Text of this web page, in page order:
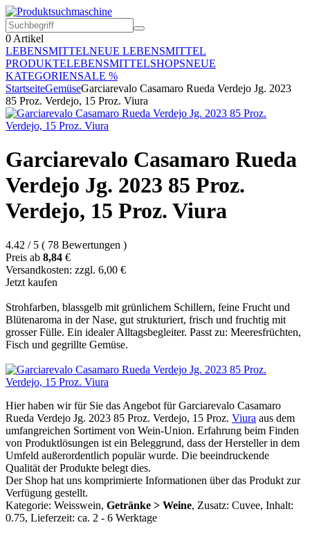
0 Artikel
LEBENSMITTELNEUE LEBENSMITTEL
PRODUKTELEBENSMITTELSHOPSNEUE
KATEGORIENSALE %
StartseiteGemüseGarciarevalo Casamaro Rueda Verdejo Jg. 2023
85 Proz. Verdejo, 15 Proz. Viura
Garciarevalo Casamaro Rueda
Verdejo Jg. 2023 85 Proz.
Verdejo, 15 Proz. Viura
4.42 / 5 ( 78 Bewertungen )
Preis ab 8,84 €
Versandkosten: zzgl. 6,00 €
Jetzt kaufen
Strohfarben, blassgelb mit grünlichem Schillern, feine Frucht und
Blütenaroma in der Nase, gut strukturiert, frisch und fruchtig mit
grosser Fülle. Ein idealer Alltagsbegleiter. Passt zu: Meeresfrüchten,
Fisch und gegrillte Gemüse.
Hier haben wir für Sie das Angebot für Garciarevalo Casamaro
Rueda Verdejo Jg. 2023 85 Proz. Verdejo, 15 Proz. Viura aus dem
umfangreichen Sortiment von Wein-Union. Erfahrung beim Finden
von Produktlösungen ist ein Beleggrund, dass der Hersteller in dem
Umfeld außerordentlich populär wurde. Die beeindruckende
Qualität der Produkte belegt dies.
Der Shop hat uns komprimierte Informationen über das Produkt zur
Verfügung gestellt.
Kategorie: Weisswein, Getränke > Weine, Zusatz: Cuvee, Inhalt:
0.75, Lieferzeit: ca. 2 - 6 Werktage